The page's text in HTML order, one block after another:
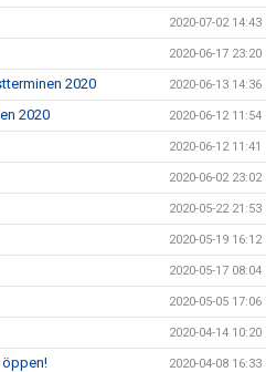
2020-07-02 14:43
2020-06-17 23:20
2020 2020-06-13 14:36
2020 2020-06-12 11:54
2020-06-12 11:41
2020-06-02 23:02
2020-05-22 21:53
2020-05-19 16:12
2020-05-17 08:04
2020-05-05 17:06
2020-04-14 10:20
öppen! 2020-04-08 16:33